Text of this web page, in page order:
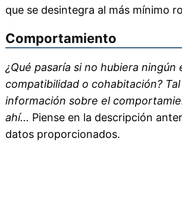
que se desintegra al más mínimo
Comportamiento
¿Qué pasaría si no hubiera ningún
compatibilidad o cohabitación?
información sobre el
ahí... Piense en la descripción
datos proporcionados.